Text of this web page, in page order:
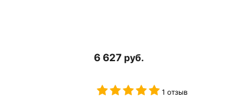
6 627 руб.
1 отзыв